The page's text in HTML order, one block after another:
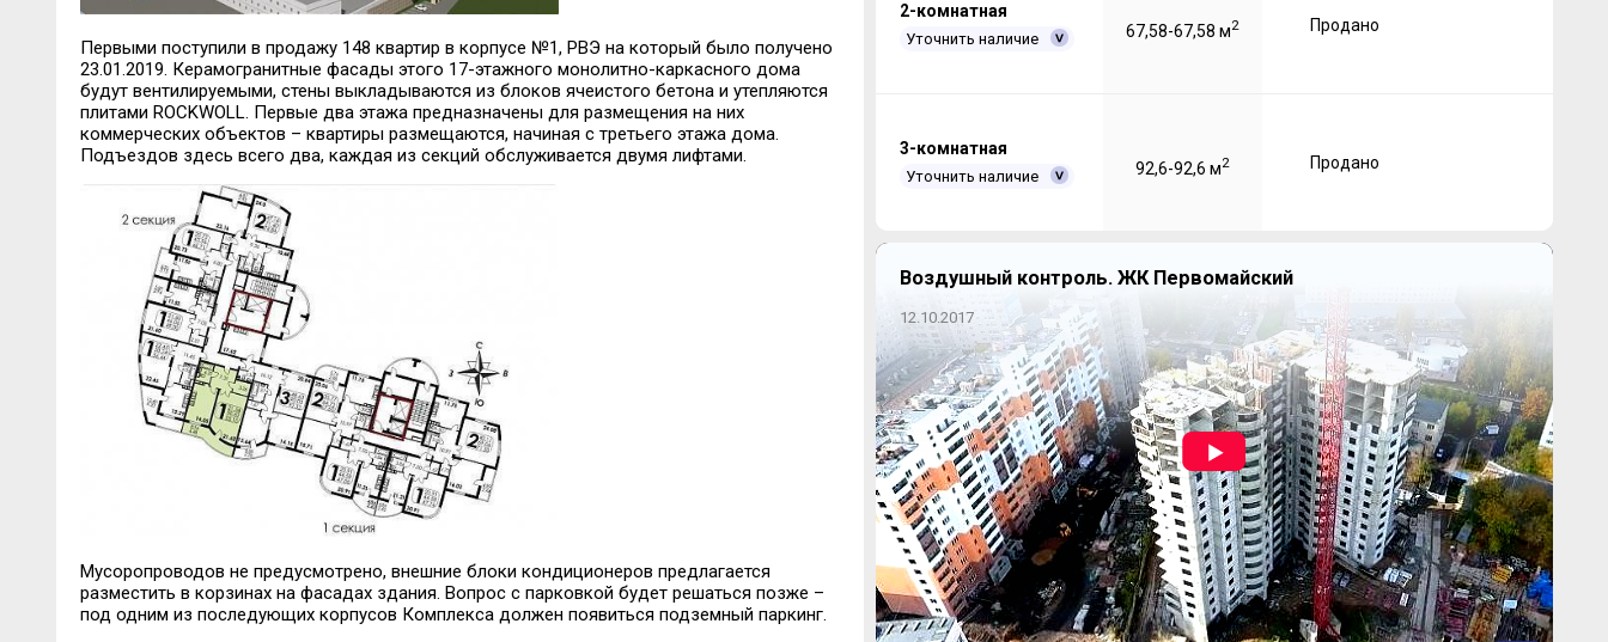
Первыми поступили в продажу 148 квартир в корпусе №1, РВЭ на который было получено
23.01.2019. Керамогранитные фасады этого 17-этажного монолитно-каркасного дома
будут вентилируемыми, стены выкладываются из блоков ячеистого бетона и утепляются
плитами ROCKWOLL. Первые два этажа предназначены для размещения на них
коммерческих объектов – квартиры размещаются, начиная с третьего этажа дома.
Подъездов здесь всего два, каждая из секций обслуживается двумя лифтами.
Мусоропроводов не предусмотрено, внешние блоки кондиционеров предлагается
разместить в корзинах на фасадах здания. Вопрос с парковкой будет решаться позже –
под одним из последующих корпусов Комплекса должен появиться подземный паркинг.
2-комнатная
Уточнить наличие 67,58-67,58 м2 Продано
3-комнатная
Уточнить наличие 92,6-92,6 м2 Продано
Воздушный контроль. ЖК Первомайский
12.10.2017